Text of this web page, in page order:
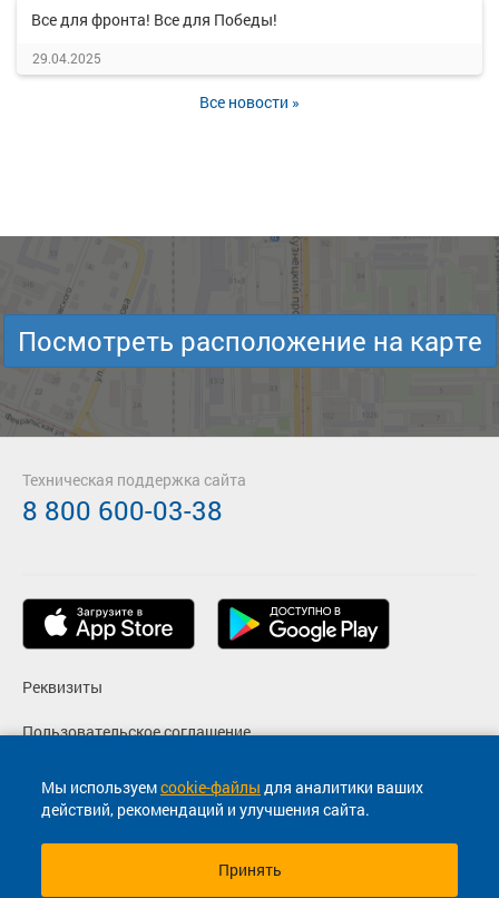
Все для фронта! Все для Победы!
29.04.2025
Все новости »
Мы используемcookie-файлы для аналитики ваших
действий, рекомендаций и улучшения сайта.
Принять
Посмотреть расположение на карте
Реквизиты
Пользовательское соглашение
Политика конфиденциальности
Согласие на маркетинговые сообщения
Техническая поддержка сайта
8 800 600-03-38
© 2013-2026, ООО "Капитал"- Онлайн сервис продажи